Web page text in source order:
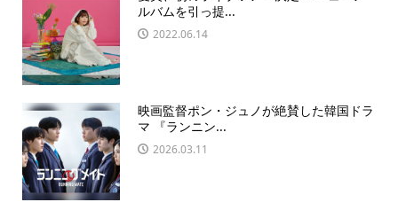
ルバムを引っ提...
2022.06.14
映画監督ポン・ジュノが絶賛した韓国ドラ
マ 『ランニン...
2026.03.11